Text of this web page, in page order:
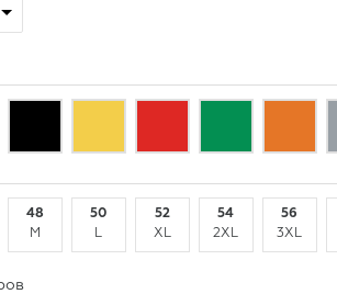
48
M
50
L
52
XL
54
2XL
56
3XL